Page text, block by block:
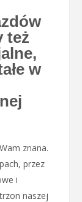
też
w
znana.
przez
i
naszej